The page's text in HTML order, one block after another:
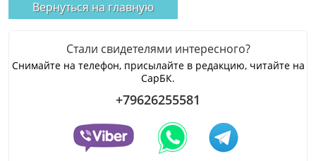
Вернуться на главную
Стали свидетелями интересного?
Снимайте на телефон, присылайте в редакцию, читайте на
СарБК.
+79626255581